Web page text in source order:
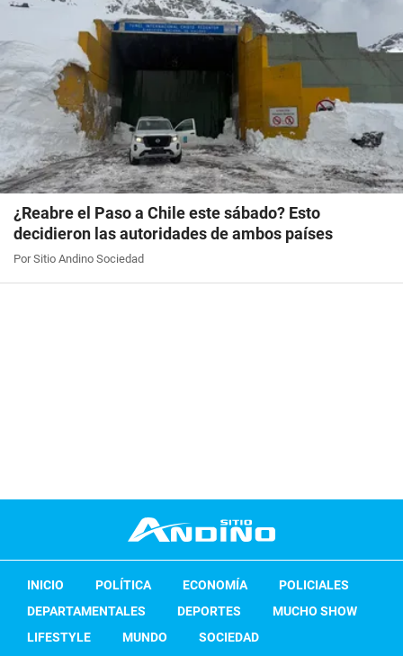
¿Reabre el Paso a Chile este sábado? Esto
decidieron las autoridades de ambos países
Por Sitio Andino Sociedad
INICIO POLÍTICA ECONOMÍA
POLICIALES
DEPARTAMENTALES
DEPORTES
MUCHO SHOW
LIFESTYLE
MUNDO SOCIEDAD